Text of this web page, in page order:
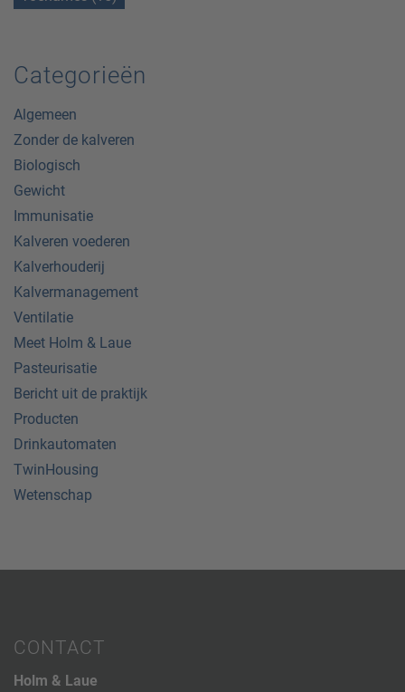
Categorieën
Algemeen
Zonder de kalveren
Biologisch
Gewicht
Immunisatie
Kalveren voederen
Kalverhouderij
Kalvermanagement
Ventilatie
Meet Holm & Laue
Pasteurisatie
Bericht uit de praktijk
Producten
Drinkautomaten
TwinHousing
Wetenschap
CONTACT
Holm & Laue